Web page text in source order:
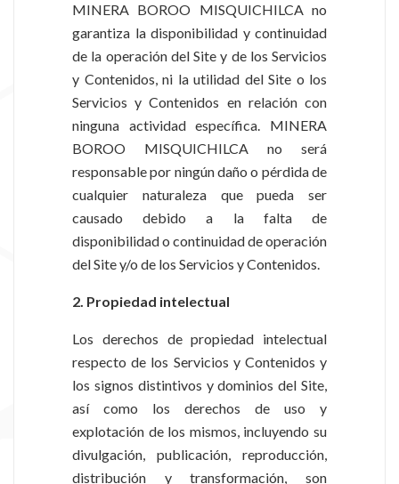
MINERA BOROO MISQUICHILCA no
garantiza la disponibilidad y continuidad
de la operación del Site y de los Servicios
y Contenidos, ni la utilidad del Site o los
Servicios y Contenidos en relación con
ninguna actividad específica. MINERA
BOROO MISQUICHILCA no será
responsable por ningún daño o pérdida de
cualquier naturaleza que pueda ser
causado debido a la falta de
disponibilidad o continuidad de operación
del Site y/o de los Servicios y Contenidos.
2. Propiedad intelectual
Los derechos de propiedad intelectual
respecto de los Servicios y Contenidos y
los signos distintivos y dominios del Site,
así como los derechos de uso y
explotación de los mismos, incluyendo su
divulgación, publicación, reproducción,
distribución y transformación, son